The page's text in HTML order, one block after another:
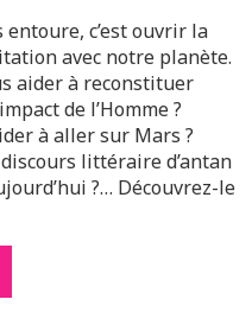
c’est ouvrir la
avec notre planète.
aider à reconstituer
de l’Homme ?
à aller sur Mars ?
littéraire d’antan
?… Découvrez-le